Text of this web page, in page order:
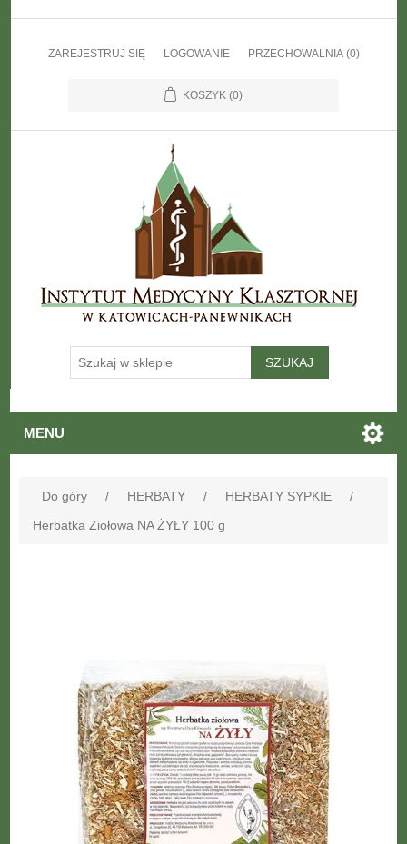
ZAREJESTRUJ SIĘ LOGOWANIE PRZECHOWALNIA (0)
KOSZYK (0)
MENU
Do góry / HERBATY / HERBATY SYPKIE
/
Herbatka Ziołowa NA ŻYŁY 100 g